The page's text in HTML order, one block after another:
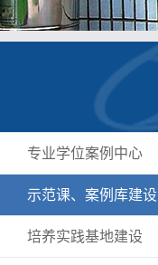
专业学位案例中心
示范课、案例库建设
培养实践基地建设